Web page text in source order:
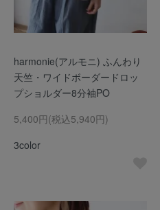
harmonie(アルモニ) ふんわり
天竺・ワイドボーダードロッ
プショルダー8分袖PO
5,400円(税込5,940円)
3color